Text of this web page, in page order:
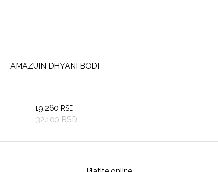
AMAZUIN DHYANI BODI
19.260 RSD
32.100 RSD